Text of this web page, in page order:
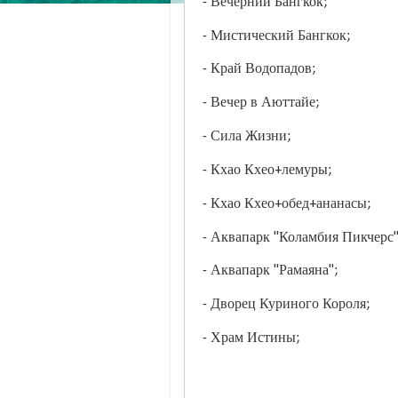
- Мистический Бангкок;
- Край Водопадов;
- Вечер в Аюттайе;
- Сила Жизни;
- Кхао Кхео+лемуры;
- Кхао Кхео+обед+ананасы;
- Аквапарк "Коламбия
- Аквапарк "Рамаяна";
- Дворец Куриного Короля;
- Храм Истины;